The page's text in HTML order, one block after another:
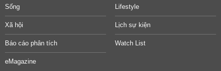
Sống Lifestyle
Xã hội Lịch sự kiện
Báo cáo phân tích Watch List
eMagazine